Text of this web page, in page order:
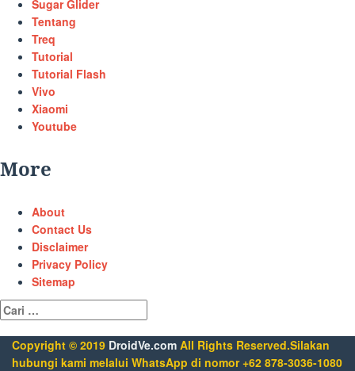
Sugar Glider
Tentang
Treq
Tutorial
Tutorial Flash
Vivo
Xiaomi
Youtube
More
About
Contact Us
Disclaimer
Privacy Policy
Sitemap
Cari
untuk:
Copyright © 2019 DroidVe.com All Rights Reserved.Silakan
hubungi kami melalui WhatsApp di nomor +62 878-3036-1080